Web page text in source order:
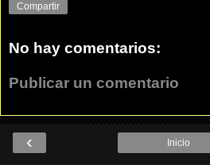
Compartir
No hay comentarios:
Publicar un comentario
‹ Inicio